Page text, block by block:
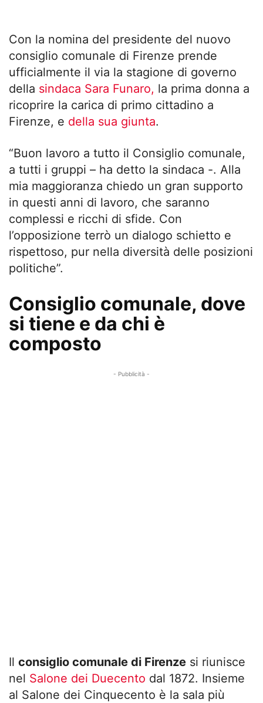
Con la nomina del presidente del nuovo
consiglio comunale di Firenze prende
ufficialmente il via la stagione di governo
della sindaca Sara Funaro, la prima donna a
ricoprire la carica di primo cittadino a
Firenze, e della sua giunta.
“Buon lavoro a tutto il Consiglio comunale,
a tutti i gruppi – ha detto la sindaca -. Alla
mia maggioranza chiedo un gran supporto
in questi anni di lavoro, che saranno
complessi e ricchi di sfide. Con
l’opposizione terrò un dialogo schietto e
rispettoso, pur nella diversità delle posizioni
politiche”.
Consiglio comunale, dove
si tiene e da chi è
composto
- Pubblicità -
Il consiglio comunale di Firenze si riunisce
nel Salone dei Duecento dal 1872. Insieme
al Salone dei Cinquecento è la sala più